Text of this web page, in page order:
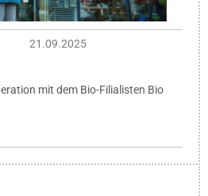
21.09.2025
mit dem Bio-Filialisten Bio